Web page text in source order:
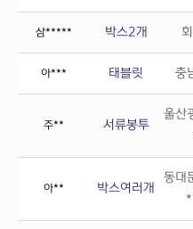
삼***** 박스2개
아*** 태블릿 충
주** 서류봉투
울산
아** 박스여러개
동대